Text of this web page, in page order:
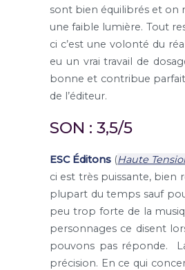
sont bien équilibrés et on
une faible lumière. Tout
ci c’est une volonté du
eu un vrai travail de
bonne et contribue
de l’éditeur.
SON : 3,5/5
ESC Éditons (Haute
ci est très puissante, bien
plupart du temps sauf
peu trop forte de la
personnages ce disent
pouvons pas réponde.
précision. En ce qui